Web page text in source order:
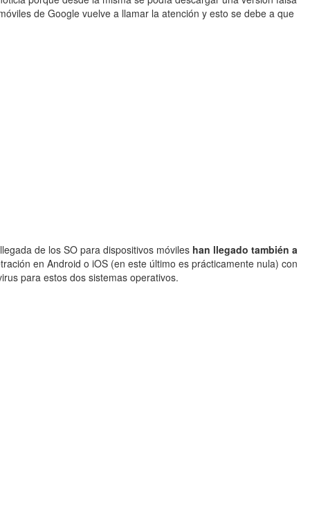
de Google vuelve a llamar la atención y esto se debe a que
de los SO para dispositivos móviles han llegado también a
en Android o iOS (en este último es prácticamente nula) con
para estos dos sistemas operativos.